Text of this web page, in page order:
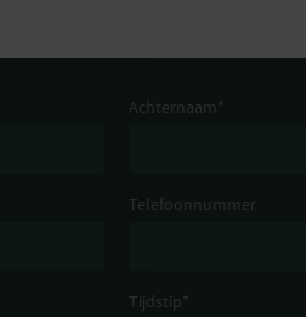
Achternaam *
Telefoonnummer
Tijdstip*